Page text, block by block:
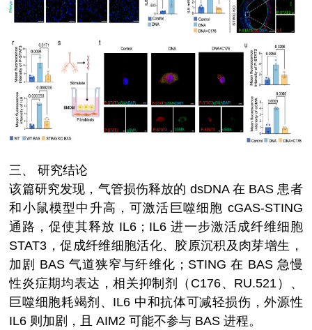
三、研究结论
该篇研究发现，气管损伤释放的 dsDNA 在 BAS 患者
和小鼠模型中升高，可激活巨噬细胞 cGAS-STING
通路，促使其释放 IL6；IL6 进一步激活成纤维细胞
STAT3，促成纤维细胞活化、胶原沉积及肉芽增生，
加剧 BAS 气道狭窄与纤维化；STING 在 BAS 急慢
性炎症期均表达，相关抑制剂（C176、RU.521）、
巨噬细胞耗竭剂、IL6 中和抗体可减轻损伤，外源性
IL6 则加剧，且 AIM2 可能不参与 BAS 进程。